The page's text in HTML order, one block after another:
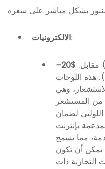
الالكترونيات:
$20–
هذه اللوحات
وهي
من المستشعر
لضمان
بإنترنت
مما يسمح
يمكن أن تكون
ذات